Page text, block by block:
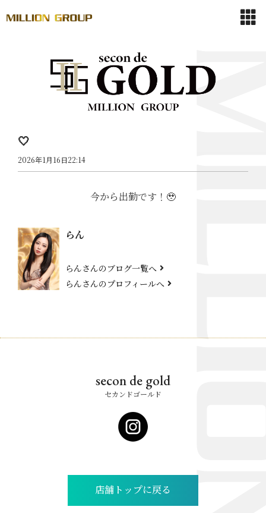
🤍
2026年1月16日22:14
今から出勤です！🥹
らん
らんさんのブログ一覧へ
らんさんのプロフィールへ
secon de gold
セカンドゴールド
店舗トップに戻る